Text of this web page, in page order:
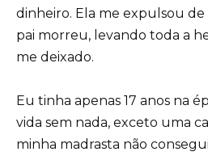
dinheiro. Ela me expulsou de
pai morreu, levando toda a
me deixado.
Eu tinha apenas 17 anos na
vida sem nada, exceto uma
minha madrasta não